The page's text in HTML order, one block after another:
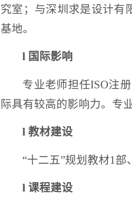
究室；与深圳求是设计有
基地。
l 国际影响
专业老师担任ISO注
际具有较高的影响力。专
l教材建设
“十二五”规划教材1部
l课程建设